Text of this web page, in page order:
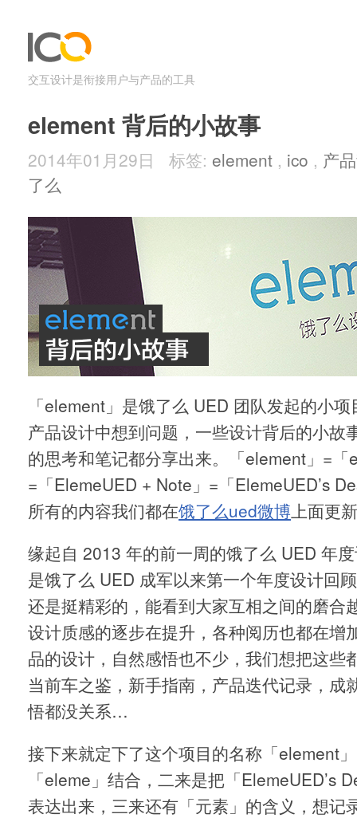
交互设计是衔接用户与产品的工具
element 背后的小故事
2014年01月29日 标签: element , ico , 产
了么
「element」是饿了么 UED 团队发起的小
产品设计中想到问题，一些设计背后的小故
的思考和笔记都分享出来。「element」=「
=「ElemeUED + Note」=「ElemeUED’s
所有的内容我们都在饿了么ued微博上面更
缘起自 2013 年的前一周的饿了么 UED 年
是饿了么 UED 成军以来第一个年度设计回
还是挺精彩的，能看到大家互相之间的磨合
设计质感的逐步在提升，各种阅历也都在增
品的设计，自然感悟也不少，我们想把这些
当前车之鉴，新手指南，产品迭代记录，成
悟都没关系…
接下来就定下了这个项目的名称「element
「eleme」结合，二来是把「ElemeUED’s
表达出来，三来还有「元素」的含义，想记